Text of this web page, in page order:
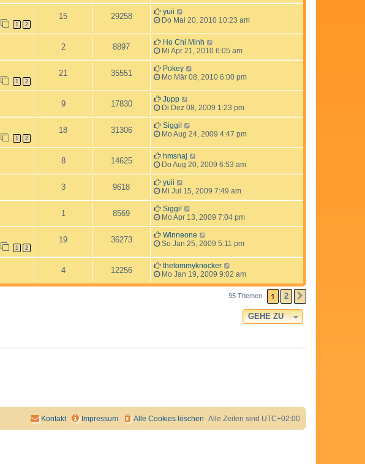
1 2
15 29258
yuii
Do Mai 20, 2010 10:23 am
2 8897
Ho Chi Minh
Mi Apr 21, 2010 6:05 am
1 2
21 35551
Pokey
Mo Mär 08, 2010 6:00 pm
9 17830
Jupp
Di Dez 08, 2009 1:23 pm
1 2
18 31306
Siggi!
Mo Aug 24, 2009 4:47 pm
8 14625
hmsnaj
Do Aug 20, 2009 6:53 am
3 9618
yuii
Mi Jul 15, 2009 7:49 am
1 8569
Siggi!
Mo Apr 13, 2009 7:04 pm
1 2
19 36273
Winneone
So Jan 25, 2009 5:11 pm
4 12256
thetommyknocker
Mo Jan 19, 2009 9:02 am
95 Themen 1 2
GEHE ZU
Alle Zeiten sind UTC+02:00
Alle Cookies löschen
Impressum
Kontakt